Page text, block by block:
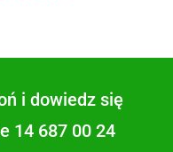
i dowiedz się
14 687 00 24